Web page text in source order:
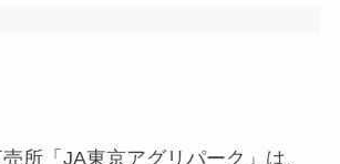
所「JA東京アグリパーク」は、